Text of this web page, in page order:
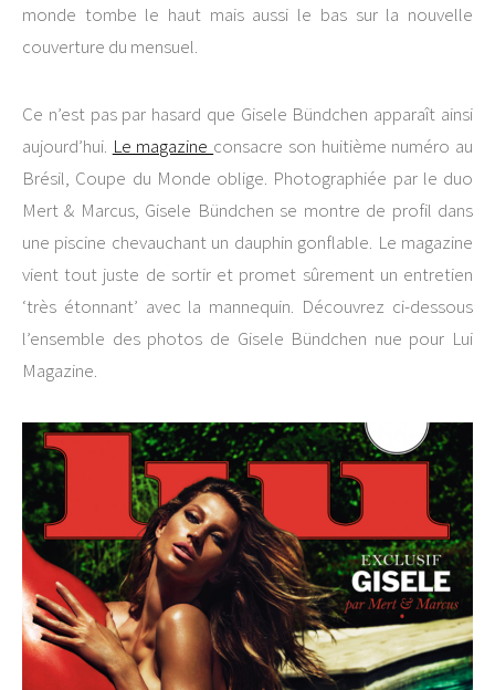
monde tombe le haut mais aussi le bas sur la nouvelle
couverture du mensuel.
Ce n’est pas par hasard que Gisele Bündchen apparaît ainsi
aujourd’hui. Le magazine consacre son huitième numéro au
Brésil, Coupe du Monde oblige. Photographiée par le duo
Mert & Marcus, Gisele Bündchen se montre de profil dans
une piscine chevauchant un dauphin gonflable. Le magazine
vient tout juste de sortir et promet sûrement un entretien
‘très étonnant’ avec la mannequin. Découvrez ci-dessous
l’ensemble des photos de Gisele Bündchen nue pour Lui
Magazine.